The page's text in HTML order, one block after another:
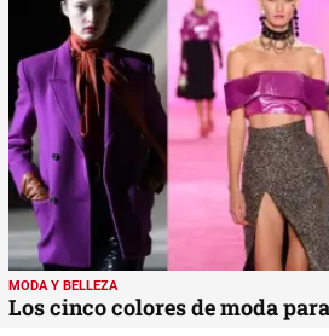
MODA Y BELLEZA
Los cinco colores de moda